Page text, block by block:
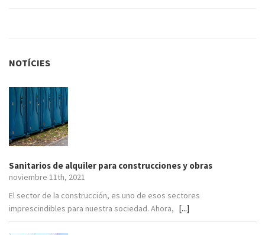
NOTÍCIES
Sanitarios de alquiler para construcciones y obras
noviembre 11th, 2021
El sector de la construcción, es uno de esos sectores
imprescindibles para nuestra sociedad. Ahora, [...]